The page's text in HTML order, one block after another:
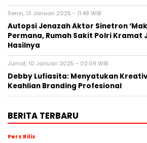
Senin, 13 Januari 2025 - 11:48 WIB
Autopsi Jenazah Aktor Sinetron
Permana, Rumah Sakit Polri Kramat
Hasilnya
Jumat, 10 Januari 2025 - 02:09 WIB
Debby Lufiasita: Menyatukan
Keahlian Branding Profesional
BERITA TERBARU
Pers Rilis